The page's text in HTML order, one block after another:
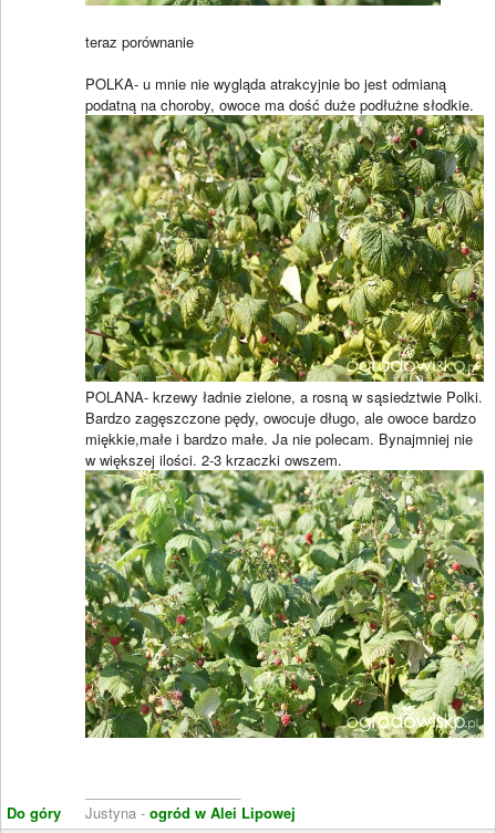
Do góry
teraz porównanie
POLKA- u mnie nie wygląda atrakcyjnie bo jest odmianą
podatną na choroby, owoce ma dość duże podłużne słodkie.
POLANA- krzewy ładnie zielone, a rosną w sąsiedztwie Polki.
Bardzo zagęszczone pędy, owocuje długo, ale owoce bardzo
miękkie,małe i bardzo małe. Ja nie polecam. Bynajmniej nie
w większej ilości. 2-3 krzaczki owszem.
Justyna - ogród w Alei Lipowej